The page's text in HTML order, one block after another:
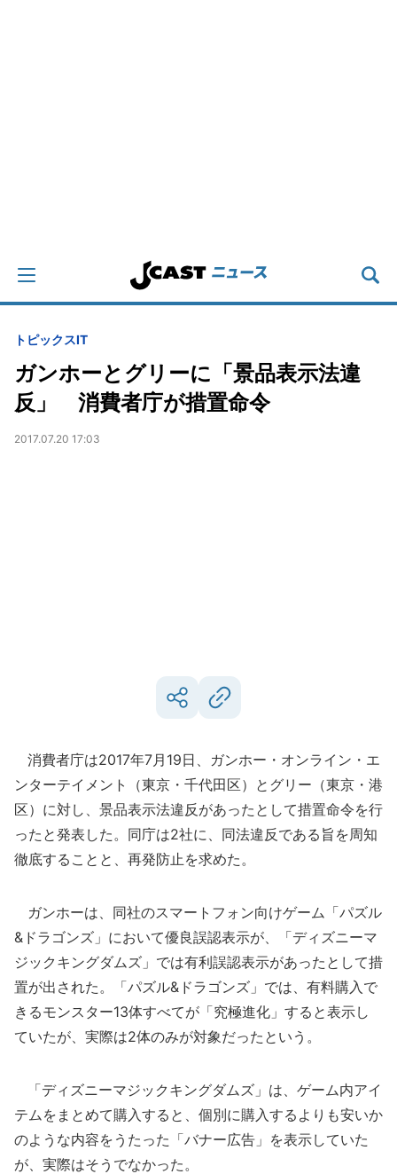
トピックスIT
ガンホーとグリーに「景品表示法違
反」 消費者庁が措置命令
2017.07.20 17:03
消費者庁は2017年7月19日、ガンホー・オンライン・エ
ンターテイメント（東京・千代田区）とグリー（東京・港
区）に対し、景品表示法違反があったとして措置命令を行
ったと発表した。同庁は2社に、同法違反である旨を周知
徹底することと、再発防止を求めた。
ガンホーは、同社のスマートフォン向けゲーム「パズル
&ドラゴンズ」において優良誤認表示が、「ディズニーマ
ジックキングダムズ」では有利誤認表示があったとして措
置が出された。「パズル&ドラゴンズ」では、有料購入で
きるモンスター13体すべてが「究極進化」すると表示し
ていたが、実際は2体のみが対象だったという。
「ディズニーマジックキングダムズ」は、ゲーム内アイ
テムをまとめて購入すると、個別に購入するよりも安いか
のような内容をうたった「バナー広告」を表示していた
が、実際はそうでなかった。